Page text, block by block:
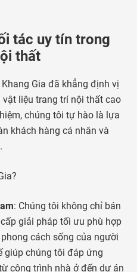
tác uy tín trong
thất
Gia đã khẳng định vị
liệu trang trí nội thất cao
chúng tôi tự hào là lựa
khách hàng cá nhân và
: Chúng tôi không chỉ bán
giải pháp tối ưu phù hợp
cách sống của người
giúp chúng tôi đáp ứng
công trình nhà ở đến dự án